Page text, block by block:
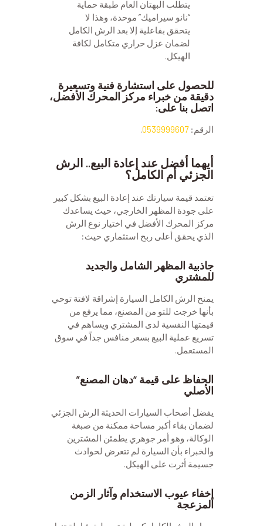
يتطلب البهتان العام طبقة حماية
“نانو سيراميك” موحدة، وهذا لا
يتحقق بفاعلية إلا بعد الرش الكامل
لضمان عزل حراري متكامل لكافة
الهيكل.
للحصول على استشارة فنية وتسعيرة
دقيقة من خبراء مركز المحرك الأفضل،
اتصل بنا على:
الرقم:0539999607
.
أيهما أفضل عند إعادة البيع.. الرش
الجزئي أم الكامل؟
تعتمد قيمة سيارتك عند إعادة البيع بشكل كبير
على جودة المظهر الخارجي، حيث يساعدك
مركز المحرك الأفضل في اختيار نوع الرش
الذي يحقق أعلى ربح استثماري حيث:
جاذبية المظهر الشامل والجديد
للمشتري
يمنح الرش الكامل السيارة إشراقة لافتة توحي
بأنها خرجت للتو من المصنع، مما يرفع من
قيمتها النفسية لدى المشتري ويساهم في
تسريع عملية البيع بسعر منافس جداً في سوق
المستعمل.
الحفاظ على قيمة “دهان المصنع”
الأصلي
يفضل أصحاب السيارات الحديثة الرش الجزئي
لضمان بقاء أكبر مساحة ممكنة من صبغة
الوكالة، وهو أمر جوهري يطمئن المشترين
والخبراء بأن السيارة لم تتعرض لحوادث
جسيمة أثرت على الهيكل.
إخفاء عيوب الاستخدام وآثار الزمن
المزعجة